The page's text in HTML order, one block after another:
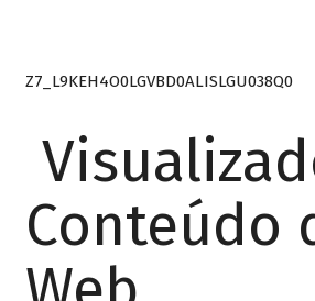
Z7_L9KEH4O0LGVBD0ALISLGU038Q0
Conteúdo